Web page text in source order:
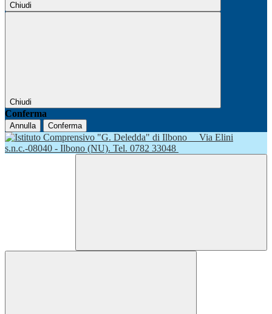
Chiudi
Chiudi
Conferma
Annulla Conferma
Via Elini
s.n.c.-08040 - Ilbono (NU). Tel. 0782 33048